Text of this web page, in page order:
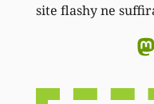
site flashy ne